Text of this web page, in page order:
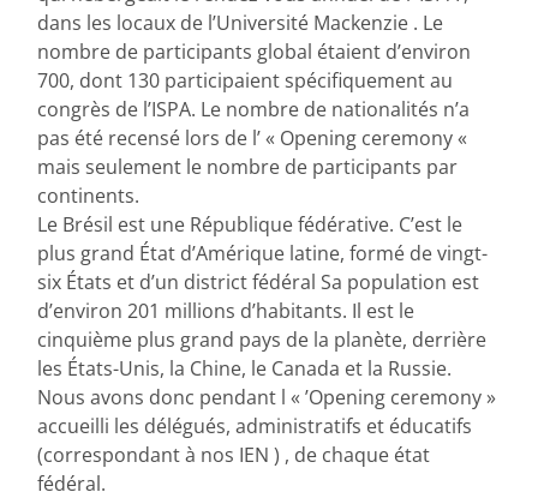
dans les locaux de l’Université Mackenzie . Le
nombre de participants global étaient d’environ
700, dont 130 participaient spécifiquement au
congrès de l’ISPA. Le nombre de nationalités n’a
pas été recensé lors de l’ « Opening ceremony «
mais seulement le nombre de participants par
continents.
Le Brésil est une République fédérative. C’est le
plus grand État d’Amérique latine, formé de vingt-
six États et d’un district fédéral Sa population est
d’environ 201 millions d’habitants. Il est le
cinquième plus grand pays de la planète, derrière
les États-Unis, la Chine, le Canada et la Russie.
Nous avons donc pendant l « ’Opening ceremony »
accueilli les délégués, administratifs et éducatifs
(correspondant à nos IEN ) , de chaque état
fédéral.